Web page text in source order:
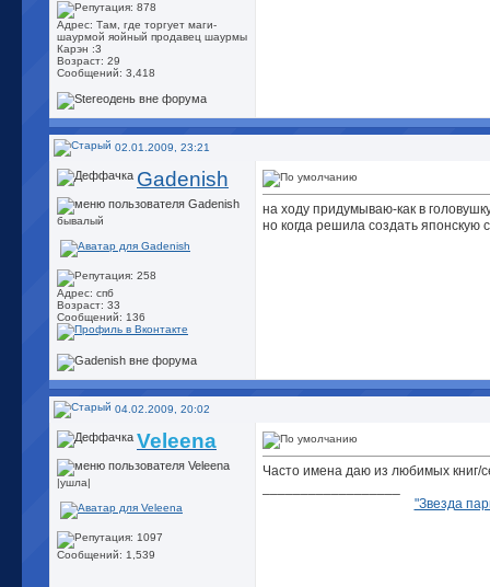
Адрес: Там, где торгует маги-
шаурмой яойный продавец шаурмы
Карэн :3
Возраст: 29
Сообщений: 3,418
02.01.2009, 23:21
Gadenish
бывалый
Адрес: спб
Возраст: 33
Сообщений: 136
на ходу придумываю-как в
но когда решила создать японскую
04.02.2009, 20:02
Veleena
|ушла|
Сообщений: 1,539
Часто имена даю из любимых книг/
"Звезда